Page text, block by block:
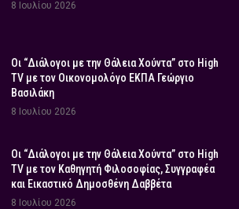
8 Ιουλίου 2026
Οι “Διάλογοι με την Θάλεια Χούντα” στο High
TV με τον Οικονομολόγο ΕΚΠΑ Γεώργιο
Βασιλάκη
8 Ιουλίου 2026
Οι “Διάλογοι με την Θάλεια Χούντα” στο High
TV με τον Καθηγητή Φιλοσοφίας, Συγγραφέα
και Εικαστικό Δημοσθένη Δαββέτα
8 Ιουλίου 2026